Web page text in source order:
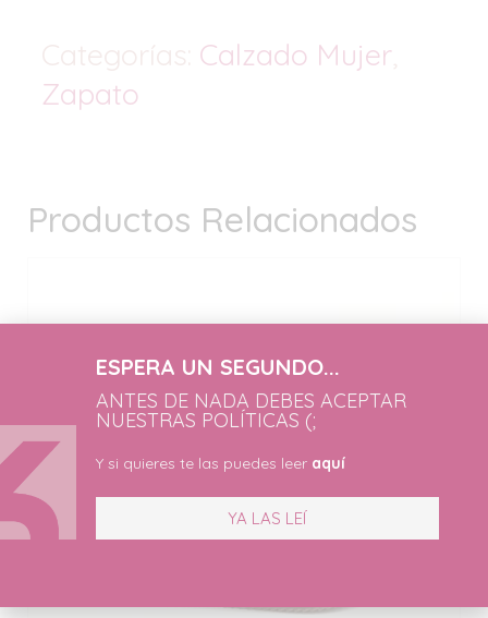
Calzado Mujer
Zapato
Productos Relacionados
ESPERA UN SEGUNDO...
ANTES DE NADA DEBES ACEPTAR
NUESTRAS POLÍTICAS (;
Y si quieres te las puedes leer aquí
YA LAS LEÍ